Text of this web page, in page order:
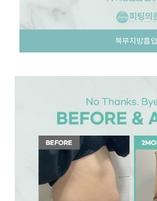
복부지방흡입